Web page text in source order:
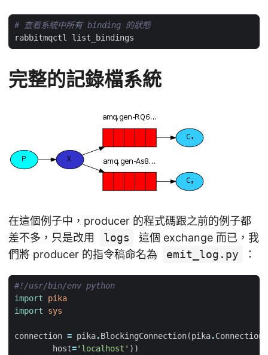
# 查看系統中所有 binding 的狀態
完整的記錄檔系統
在這個例子中，producer 的程式碼跟之前的例子都
差不多，只是改用
logs
這個 exchange 而已，我
們將 producer 的指令稿命名為
emit_log.py ：
#!/usr/bin/env python
import
pika
import
sys
connection = pika.BlockingConnection(pika.
host='localhost' ))